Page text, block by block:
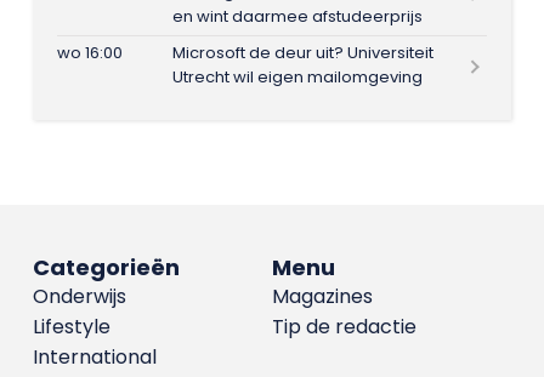
en wint daarmee afstudeerprijs
wo 16:00
Microsoft de deur uit? Universiteit
Utrecht wil eigen mailomgeving
Menu
Magazines
Tip de redactie
Categorieën
Onderwijs
Lifestyle
International